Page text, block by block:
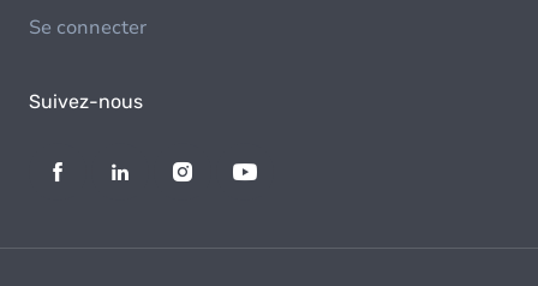
Se connecter
Suivez-nous